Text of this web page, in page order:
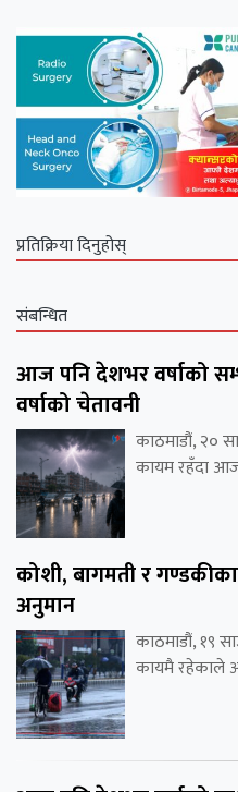
प्रतिक्रिया दिनुहोस्
संबन्धित
आज पनि देशभर वर्षाको
वर्षाको चेतावनी
काठमाडौं, २०
कायम रहँदा आज
कोशी, बागमती र गण्डकीका
अनुमान
काठमाडौं, १९
कायमै रहेकाले